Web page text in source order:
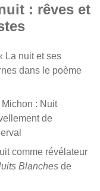
: rêves et
La nuit et ses
dans le poème
: Nuit
de
comme révélateur
Blanches de